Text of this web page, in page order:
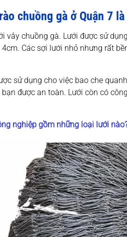
chuồng gà ở Quận 7 là
vây chuồng gà. Lưới được sử
Các sợi lưới nhỏ nhưng rất
sử dụng cho việc bao che
được an toàn. Lưới còn có
nghiệp gồm những loại lưới